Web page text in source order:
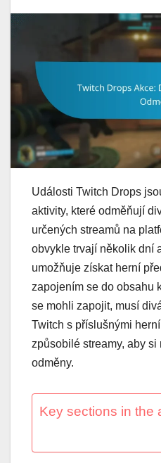
Události Twitch Drops
aktivity, které odměňují
určených streamů na
obvykle trvají několik dní
umožňuje získat herní
zapojením se do obsahu
se mohli zapojit, musí
Twitch s příslušnými
způsobilé streamy, aby
odměny.
Key sections in the